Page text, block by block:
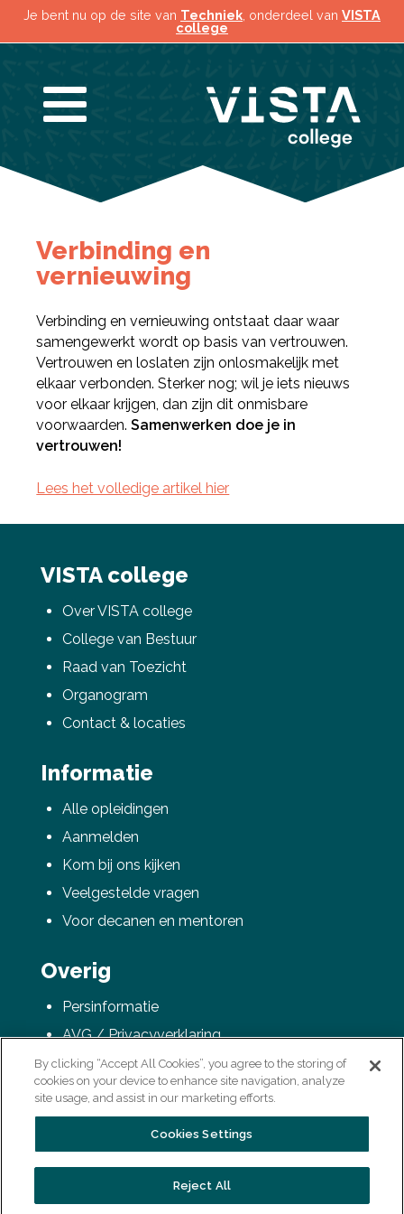
Je bent nu op de site van Techniek , onderdeel van VISTA
college
Verbinding en
vernieuwing
Verbinding en vernieuwing ontstaat daar waar
samengewerkt wordt op basis van vertrouwen.
Vertrouwen en loslaten zijn onlosmakelijk met
elkaar verbonden. Sterker nog; wil je iets nieuws
voor elkaar krijgen, dan zijn dit onmisbare
voorwaarden.Samenwerken doe je in
vertrouwen!
Lees het volledige artikel hier
VISTA college
Over VISTA college
College van Bestuur
Raad van Toezicht
Organogram
Contact & locaties
Informatie
Alle opleidingen
Aanmelden
Kom bij ons kijken
Veelgestelde vragen
Voor decanen en mentoren
Overig
Persinformatie
AVG / Privacyverklaring
Colofon
Vacatures
Deel via Facebook
Deel via Twitter
By clicking “Accept All Cookies”, you agree to the storing of
cookies on your device to enhance site navigation, analyze
site usage, and assist in our marketing efforts.
Cookies Settings
Reject All